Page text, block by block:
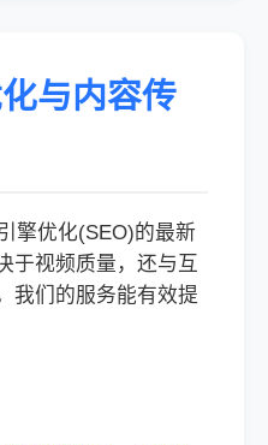
与内容传
擎优化(SEO)的最新
于视频质量，还与互
我们的服务能有效提